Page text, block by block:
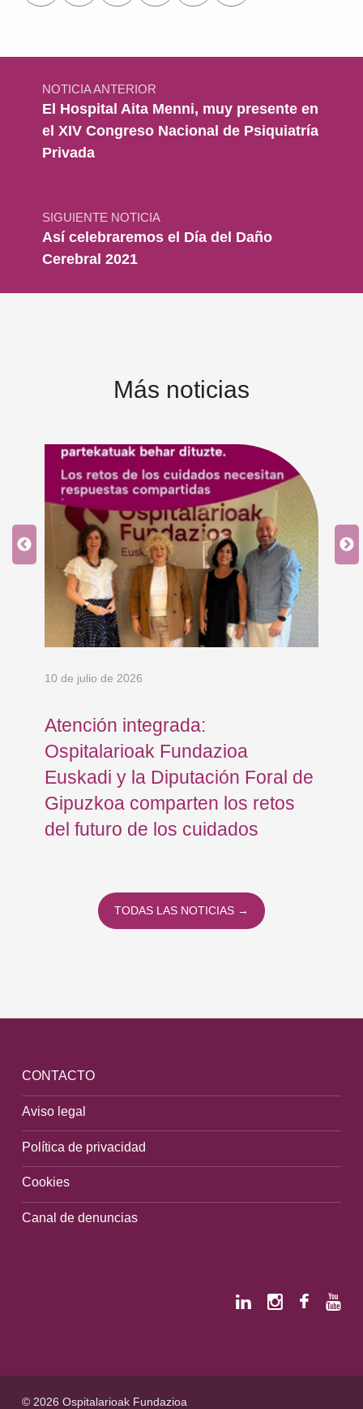
Navegación de entradas
NOTICIA ANTERIOR
El Hospital Aita Menni, muy presente en
el XIV Congreso Nacional de Psiquiatría
Privada
SIGUIENTE NOTICIA
Así celebraremos el Día del Daño
Cerebral 2021
Más noticias
10 de julio de 2026
Atención integrada:
Ospitalarioak Fundazioa
Euskadi y la Diputación Foral de
Gipuzkoa comparten los retos
del futuro de los cuidados
TODAS LAS NOTICIAS →
CONTACTO
Aviso legal
Política de privacidad
Cookies
Canal de denuncias
© 2026 Ospitalarioak Fundazioa